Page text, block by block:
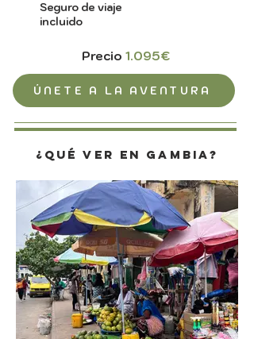
Seguro de viaje
incluido
Precio 1.095€
ÚNETE A LA AVENTURA
¿Qué ver en gambia?